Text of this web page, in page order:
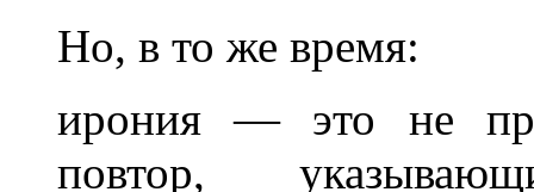
Но, в то же время:
ирония — это не
повтор,